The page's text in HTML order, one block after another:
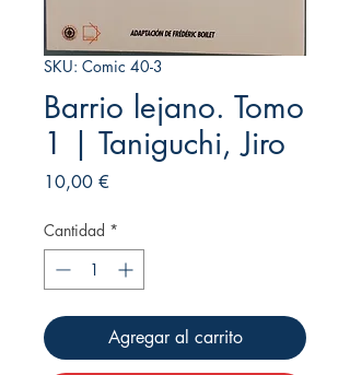
SKU: Comic 40-3
Barrio lejano. Tomo
1 | Taniguchi, Jiro
10,00 €
Cantidad *
Agregar al carrito